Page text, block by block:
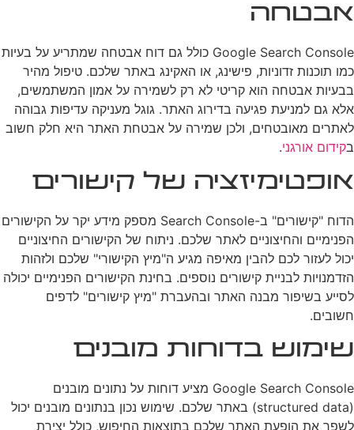
אבטחה
Google Search Console כולל גם דוח אבטחה שמתריע על בעיות
כמו תוכנות זדוניות, פישינג, או האקינג באתר שלכם. טיפול מהיר
בבעיות אבטחה הוא קריטי לא רק לשמירה על אמון המשתמשים,
אלא גם למניעת פגיעה בדירוג האתר. גוגל מעניקה עדיפות גבוהה
לאתרים מאובטחים, ולכן שמירה על אבטחת האתר היא חלק חשוב
בקידום אורגני.
אופטימיזציה של קישורים
הדוח "קישורים" ב-Search Console מספק מידע יקר על הקישורים
הפנימיים והחיצוניים לאתר שלכם. ניתוח של הקישורים החיצוניים
יכול לעזור לכם להבין מאיפה מגיע ה"מיץ הקישורי" שלכם ולזהות
הזדמנויות לבניית קישורים נוספים. בחינת הקישורים הפנימיים יכולה
לסייע בשיפור מבנה האתר ובהעברת "מיץ קישורים" לדפים
חשובים.
שימוש בדוחות מובנים
Google Search Console מציע דוחות על נתונים מובנים
(structured data) באתר שלכם. שימוש נכון בנתונים מובנים יכול
לשפר את הופעת האתר שלכם בתוצאות החיפוש, כולל יצירת